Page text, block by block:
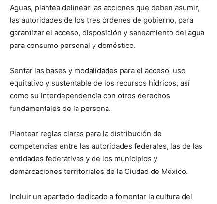
Aguas, plantea delinear las acciones que deben asumir,
las autoridades de los tres órdenes de gobierno, para
garantizar el acceso, disposición y saneamiento del agua
para consumo personal y doméstico.
Sentar las bases y modalidades para el acceso, uso
equitativo y sustentable de los recursos hídricos, así
como su interdependencia con otros derechos
fundamentales de la persona.
Plantear reglas claras para la distribución de
competencias entre las autoridades federales, las de las
entidades federativas y de los municipios y
demarcaciones territoriales de la Ciudad de México.
Incluir un apartado dedicado a fomentar la cultura del